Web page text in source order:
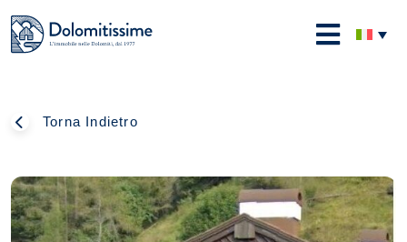
to
content
Dolomitissime
Torna Indietro